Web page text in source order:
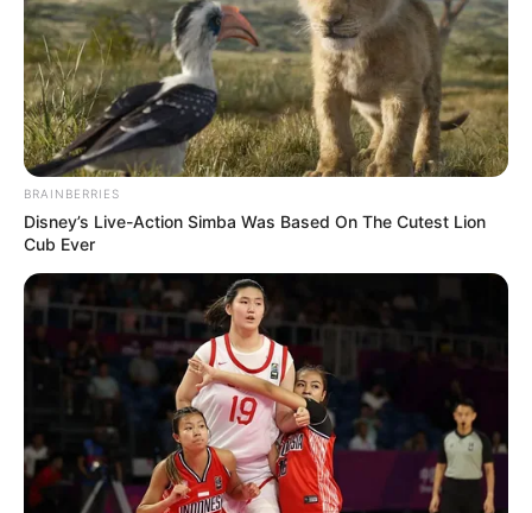
Posted
in
Friss hírek
Vasvári Vivien és férje halálos
fenyegetéseket kap Molnár Áron
paródiája után
BRAINBERRIES
Disney’s Live-Action Simba Was Based On The Cutest Lion
Cub Ever